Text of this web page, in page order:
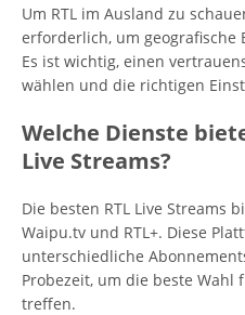
Um RTL im Ausland zu
erforderlich, um geografische
Es ist wichtig, einen
wählen und die richtigen
Welche Dienste
Live Streams?
Die besten RTL Live Streams
Waipu.tv und RTL+. Diese
unterschiedliche
Probezeit, um die beste
treffen.